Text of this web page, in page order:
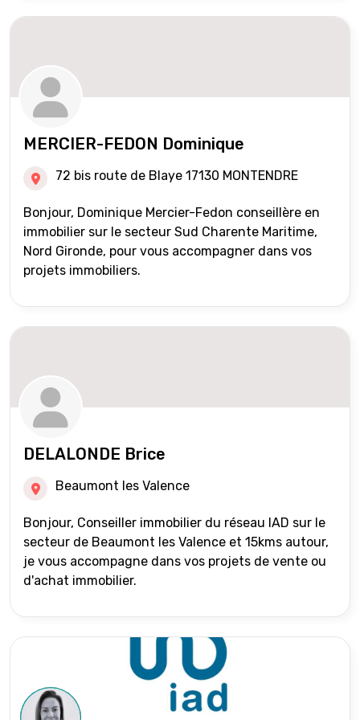
MERCIER-FEDON Dominique
72 bis route de Blaye 17130 MONTENDRE
Bonjour, Dominique Mercier-Fedon conseillère en
immobilier sur le secteur Sud Charente Maritime,
Nord Gironde, pour vous accompagner dans vos
projets immobiliers.
DELALONDE Brice
Beaumont les Valence
Bonjour, Conseiller immobilier du réseau IAD sur le
secteur de Beaumont les Valence et 15kms autour,
je vous accompagne dans vos projets de vente ou
d'achat immobilier.